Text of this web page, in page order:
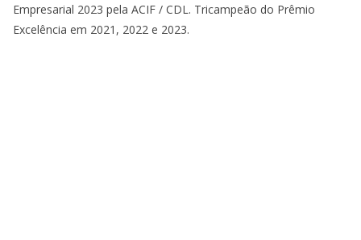
Empresarial 2023 pela ACIF / CDL. Tricampeão do Prêmio
Excelência em 2021, 2022 e 2023.